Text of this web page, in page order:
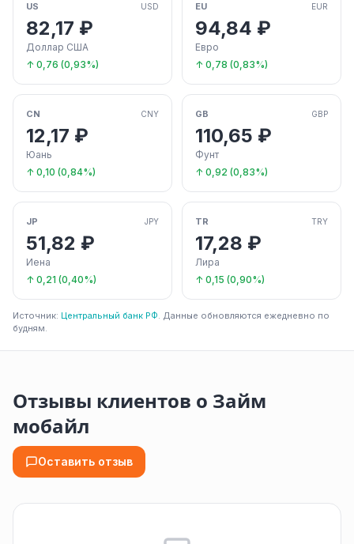
US USD
82,17 ₽
Доллар США
↑ 0,76 (0,93%)
EU EUR
94,84 ₽
Евро
↑ 0,78 (0,83%)
CN CNY
12,17 ₽
Юань
↑ 0,10 (0,84%)
GB GBP
110,65 ₽
Фунт
↑ 0,92 (0,83%)
JP JPY
51,82 ₽
Иена
↑ 0,21 (0,40%)
TR TRY
17,28 ₽
Лира
↑ 0,15 (0,90%)
Источник: Центральный банк РФ. Данные обновляются ежедневно по
будням.
Отзывы клиентов о Займ
мобайл
Оставить отзыв